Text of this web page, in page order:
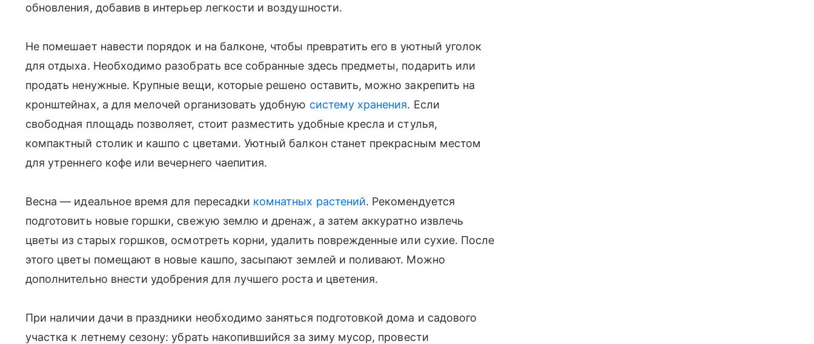
обновления, добавив в интерьер легкости и воздушности.
Не помешает навести порядок и на балконе, чтобы превратить его в уютный уголок
для отдыха. Необходимо разобрать все собранные здесь предметы, подарить или
продать ненужные. Крупные вещи, которые решено оставить, можно закрепить на
кронштейнах, а для мелочей организовать удобную систему хранения. Если
свободная площадь позволяет, стоит разместить удобные кресла и стулья,
компактный столик и кашпо с цветами. Уютный балкон станет прекрасным местом
для утреннего кофе или вечернего чаепития.
Весна — идеальное время для пересадки комнатных растений. Рекомендуется
подготовить новые горшки, свежую землю и дренаж, а затем аккуратно извлечь
цветы из старых горшков, осмотреть корни, удалить поврежденные или сухие. После
этого цветы помещают в новые кашпо, засыпают землей и поливают. Можно
дополнительно внести удобрения для лучшего роста и цветения.
При наличии дачи в праздники необходимо заняться подготовкой дома и садового
участка к летнему сезону: убрать накопившийся за зиму мусор, провести